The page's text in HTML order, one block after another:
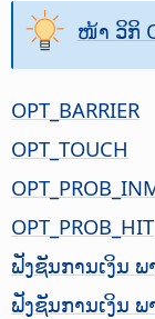
ໜ້າ ວິກິ
OPT_BARRIER
OPT_TOUCH
OPT_PROB_HIT
ຟັງຊັນການເງິນ
ຟັງຊັນການເງິນ